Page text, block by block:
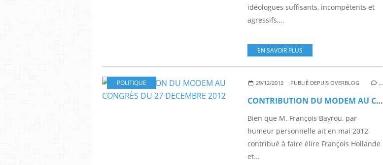
idéologues suffisants, incompétents et
agressifs,...
EN SAVOIR PLUS
POLITIQUE 29/12/2012 PUBLIÉ DEPUIS OVERBLOG …
CONTRIBUTION DU MODEM AU CONGRÈS DU 27 DECEMBRE 2012
Bien que M. François Bayrou, par
humeur personnelle ait en mai 2012
contribué à faire élire François Hollande
et...